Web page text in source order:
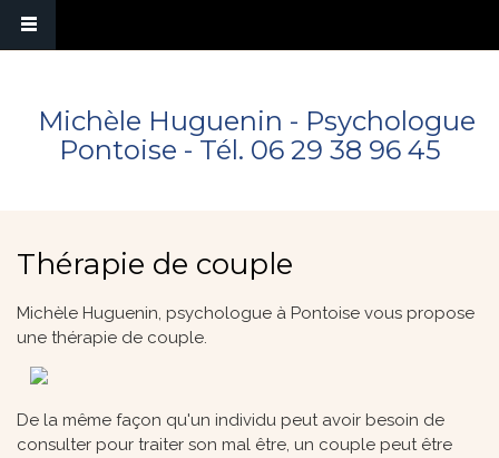
Michèle Huguenin - Psychologue
Pontoise - Tél. 06 29 38 96 45
Thérapie de couple
Michèle Huguenin, psychologue à Pontoise vous propose
une thérapie de couple.
De la même façon qu'un individu peut avoir besoin de
consulter pour traiter son mal être, un couple peut être